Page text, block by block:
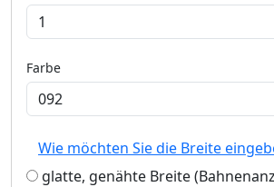
Farbe
Wie möchten Sie die Breite
glatte, genähte Breite